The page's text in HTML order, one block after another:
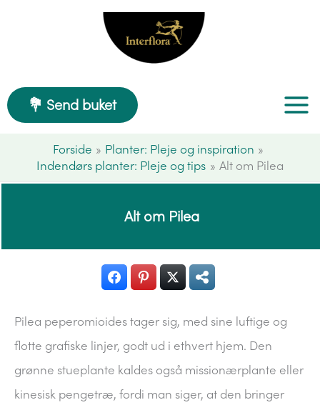
💐 Send buket
Forside
Planter: Pleje og inspiration
Indendørs planter: Pleje og tips
Alt om Pilea
Alt om Pilea
Pilea peperomioides tager sig, med sine luftige og
flotte grafiske linjer, godt ud i ethvert hjem. Den
grønne stueplante kaldes også missionærplante eller
kinesisk pengetræ, fordi man siger, at den bringer